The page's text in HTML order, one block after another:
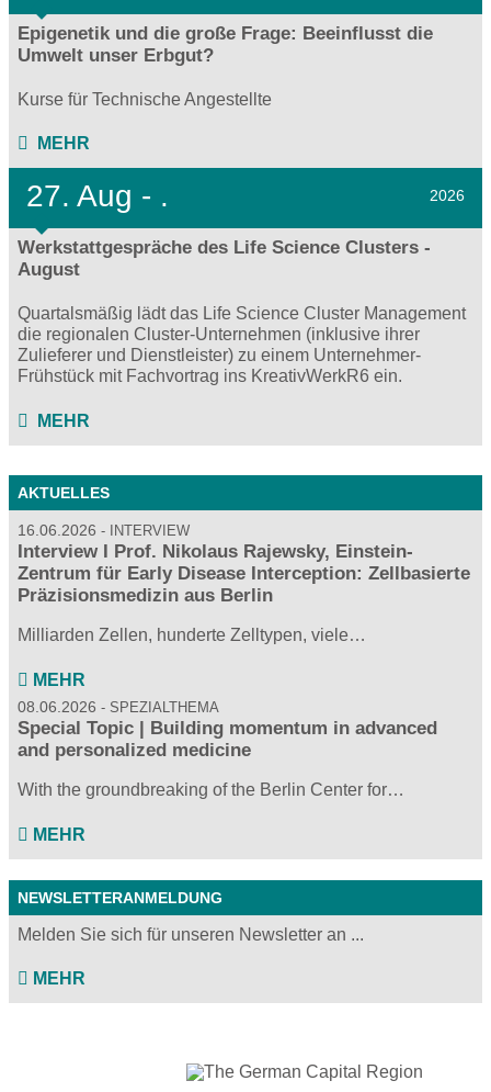
Epigenetik und die große Frage: Beeinflusst die
Umwelt unser Erbgut?
Kurse für Technische Angestellte
MEHR
27. Aug - . 2026
Werkstattgespräche des Life Science Clusters -
August
Quartalsmäßig lädt das Life Science Cluster Management
die regionalen Cluster-Unternehmen (inklusive ihrer
Zulieferer und Dienstleister) zu einem Unternehmer-
Frühstück mit Fachvortrag ins KreativWerkR6 ein.
MEHR
AKTUELLES
16.06.2026 INTERVIEW
Interview I Prof. Nikolaus Rajewsky, Einstein-
Zentrum für Early Disease Interception: Zellbasierte
Präzisionsmedizin aus Berlin
Milliarden Zellen, hunderte Zelltypen, viele…
MEHR
08.06.2026 SPEZIALTHEMA
Special Topic | Building momentum in advanced
and personalized medicine
With the groundbreaking of the Berlin Center for…
MEHR
NEWSLETTERANMELDUNG
Melden Sie sich für unseren Newsletter an ...
MEHR